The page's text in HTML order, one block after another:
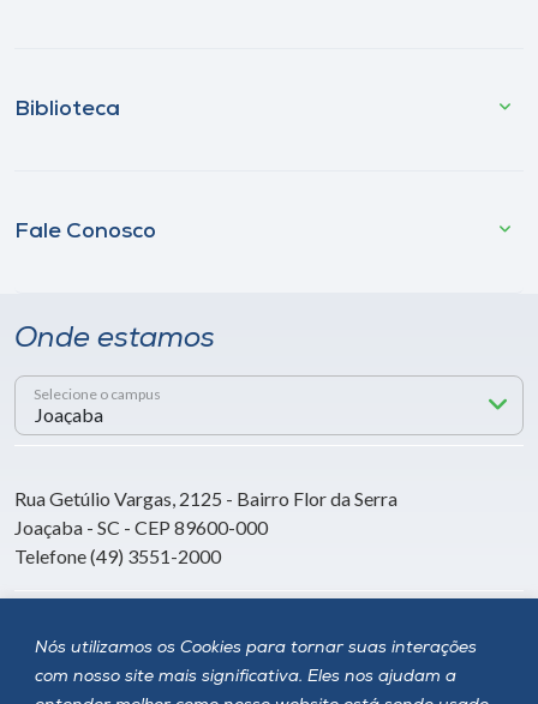
Nós utilizamos os Cookies para tornar suas interações
com nosso site mais significativa. Eles nos ajudam a
Biblioteca
Fale Conosco
Onde estamos
Selecione o campus
Rua Getúlio Vargas, 2125 - Bairro Flor da Serra
Joaçaba - SC - CEP 89600-000
Telefone (49) 3551-2000
Siga a Unoesc